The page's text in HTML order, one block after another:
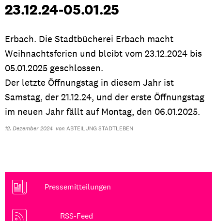
23.12.24-05.01.25
Erbach. Die Stadtbücherei Erbach macht
Weihnachtsferien und bleibt vom 23.12.2024 bis
05.01.2025 geschlossen.
Der letzte Öffnungstag in diesem Jahr ist
Samstag, der 21.12.24, und der erste Öffnungstag
im neuen Jahr fällt auf Montag, den 06.01.2025.
12. Dezember 2024 von ABTEILUNG STADTLEBEN
Pressemitteilungen
RSS-Feed